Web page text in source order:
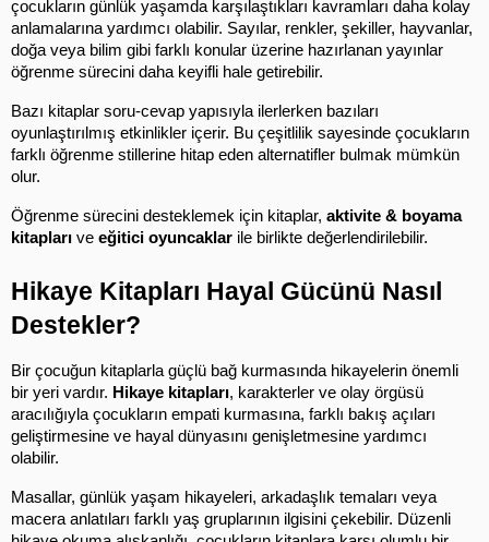
çocukların günlük yaşamda karşılaştıkları kavramları daha kolay
anlamalarına yardımcı olabilir. Sayılar, renkler, şekiller, hayvanlar,
doğa veya bilim gibi farklı konular üzerine hazırlanan yayınlar
öğrenme sürecini daha keyifli hale getirebilir.
Bazı kitaplar soru-cevap yapısıyla ilerlerken bazıları
oyunlaştırılmış etkinlikler içerir. Bu çeşitlilik sayesinde çocukların
farklı öğrenme stillerine hitap eden alternatifler bulmak mümkün
olur.
Öğrenme sürecini desteklemek için kitaplar, aktivite & boyama
kitapları ve eğitici oyuncaklar ile birlikte değerlendirilebilir.
Hikaye Kitapları Hayal Gücünü Nasıl
Destekler?
Bir çocuğun kitaplarla güçlü bağ kurmasında hikayelerin önemli
bir yeri vardır. Hikaye kitapları, karakterler ve olay örgüsü
aracılığıyla çocukların empati kurmasına, farklı bakış açıları
geliştirmesine ve hayal dünyasını genişletmesine yardımcı
olabilir.
Masallar, günlük yaşam hikayeleri, arkadaşlık temaları veya
macera anlatıları farklı yaş gruplarının ilgisini çekebilir. Düzenli